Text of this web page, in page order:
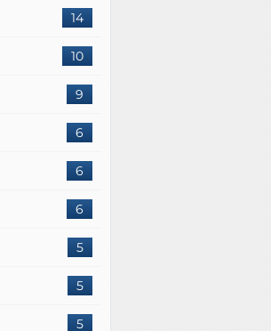
14
10
9
6
6
6
5
5
5